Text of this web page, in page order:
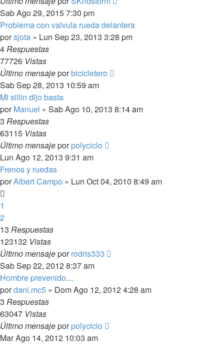
Sab Ago 29, 2015 7:30 pm
Problema con valvula rueda delantera
porsjota » Lun Sep 23, 2013 3:28 pm
4Respuestas
77726 Vistas
Último mensajeporbicicletero
Sab Sep 28, 2013 10:59 am
Mi sillin dijo basta
porManuel » Sab Ago 10, 2013 8:14 am
3 Respuestas
63115 Vistas
Último mensajeporpolyciclo
Lun Ago 12, 2013 9:31 am
Frenos y ruedas
porAlbert Campo » Lun Oct 04, 2010 8:49 am
1
2
13 Respuestas
123132 Vistas
Último mensajeporrodris333
Sab Sep 22, 2012 8:37 am
Hombre prevenido....
pordani.mc5 » Dom Ago 12, 2012 4:28 am
3 Respuestas
63047 Vistas
Último mensajeporpolyciclo
Mar Ago 14, 2012 10:03 am